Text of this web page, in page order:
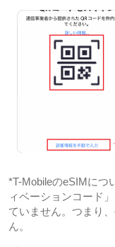
*T-MobileのeSIMにつ
ィベーションコード
ていません。つまり
ん。